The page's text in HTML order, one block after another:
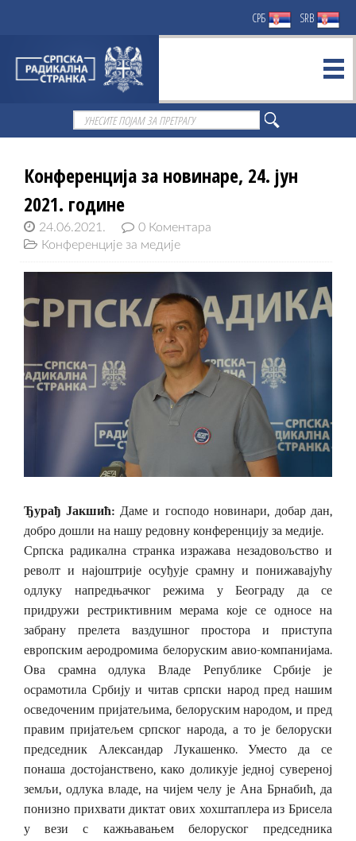
СРБ SRB
Конференција за новинаре, 24. јун
2021. године
24.06.2021.
0 Коментара
Конференције за медије
Ђурађ Јакшић: Даме и господо новинари, добар дан,
добро дошли на нашу редовну конференцију за медије.
Српска радикална странка изражава незадовољство и
револт и најоштрије осуђује срамну и понижавајућу
одлуку напредњачког режима у Београду да се
придружи рестриктивним мерама које се односе на
забрану прелета ваздушног простора и приступа
европским аеродромима белоруским авио-компанијама.
Ова срамна одлука Владе Републике Србије је
осрамотила Србију и читав српски народ пред нашим
осведоченим пријатељима, белоруским народом, и пред
правим пријатељем српског народа, а то је белоруски
председник Александар Лукашенко. Уместо да се
понаша достојанствено, како доликује једној сувереној
земљи, одлука владе, на чијем челу је Ана Брнабић, да
понизно прихвати диктат ових хохштаплера из Брисела
у вези с кажњавањем белоруског председника